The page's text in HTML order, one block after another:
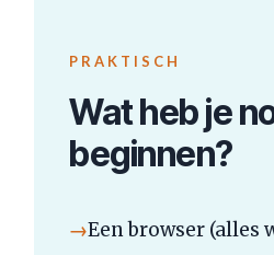
PRAKTISCH
Wat heb je
beginnen?
→Een browser (alles